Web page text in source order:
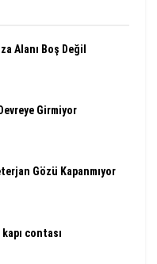
Alanı Boş Değil
Girmiyor
Gözü Kapanmıyor
contası